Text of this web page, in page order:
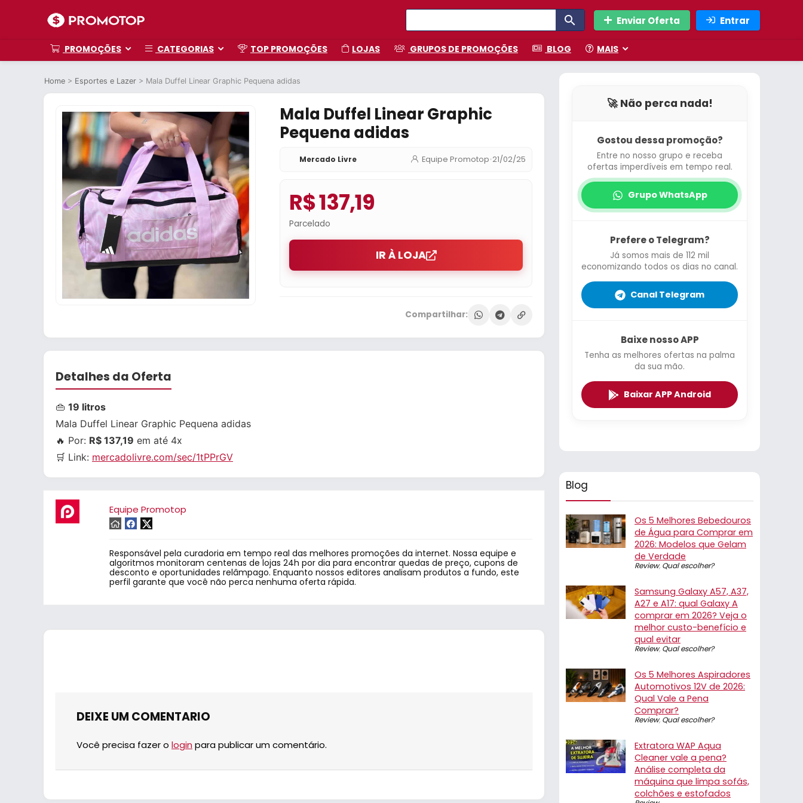
Enviar Oferta Entrar
PROMOÇÕES CATEGORIAS TOP PROMOÇÕES LOJAS GRUPOS DE PROMOÇÕES BLOG MAIS
Home > Esportes e Lazer > Mala Duffel Linear Graphic Pequena adidas
Mala Duffel Linear Graphic
Pequena adidas
Mercado Livre Equipe Promotop•21/02/25
R$ 137,19
Parcelado
IR À LOJA
Compartilhar:
Detalhes da Oferta
👜 19 litros
Mala Duffel Linear Graphic Pequena adidas
🔥 Por: R$ 137,19 em até 4x
🛒 Link: mercadolivre.com/sec/1tPPrGV
Equipe Promotop
Responsável pela curadoria em tempo real das melhores promoções da internet. Nossa equipe e
algoritmos monitoram centenas de lojas 24h por dia para encontrar quedas de preço, cupons de
desconto e oportunidades relâmpago. Enquanto nossos editores analisam produtos a fundo, este
perfil garante que você não perca nenhuma oferta rápida.
DEIXE UM COMENTARIO
Você precisa fazer o login para publicar um comentário.
🚀 Não perca nada!
Gostou dessa promoção?
Entre no nosso grupo e receba
ofertas imperdíveis em tempo real.
Grupo WhatsApp
Prefere o Telegram?
Já somos mais de 112 mil
economizando todos os dias no canal.
Canal Telegram
Baixe nosso APP
Tenha as melhores ofertas na palma
da sua mão.
Baixar APP Android
Blog
Os 5 Melhores Bebedouros
de Água para Comprar em
2026: Modelos que Gelam
de Verdade
Review, Qual escolher?
Samsung Galaxy A57, A37,
A27 e A17: qual Galaxy A
comprar em 2026? Veja o
melhor custo-benefício e
qual evitar
Review, Qual escolher?
Os 5 Melhores Aspiradores
Automotivos 12V de 2026:
Qual Vale a Pena
Comprar?
Review, Qual escolher?
Extratora WAP Aqua
Cleaner vale a pena?
Análise completa da
máquina que limpa sofás,
colchões e estofados